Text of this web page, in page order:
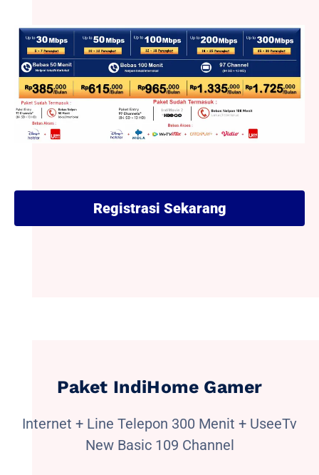
Registrasi Sekarang
Paket IndiHome Gamer
Internet + Line Telepon 300 Menit + UseeTv
New Basic 109 Channel